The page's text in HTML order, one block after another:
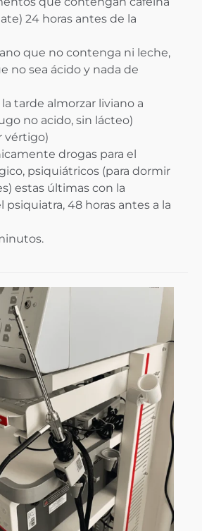
24 horas antes de la
que no contenga ni leche,
no sea ácido y nada de
la tarde almorzar liviano a
no acido, sin lácteo)
vértigo)
drogas para el
psiquiátricos (para dormir
estas últimas con la
psiquiatra, 48 horas antes a la